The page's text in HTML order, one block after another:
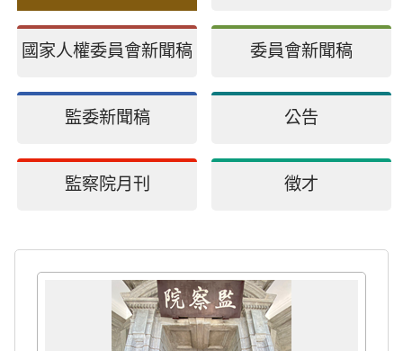
國家人權委員會新聞稿 委員會新聞稿
監委新聞稿 公告
監察院月刊 徵才